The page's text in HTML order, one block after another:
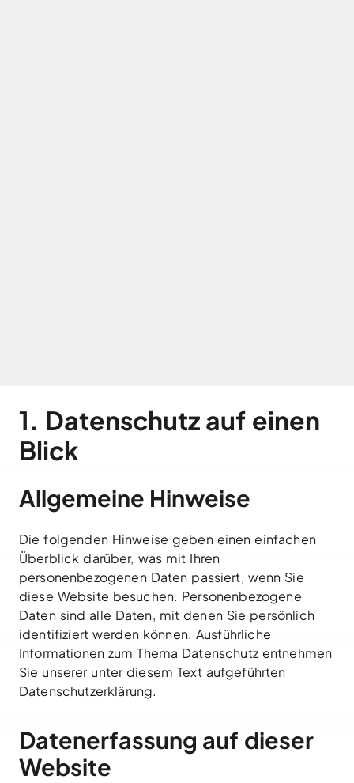
1. Datenschutz auf einen
Blick
Allgemeine Hinweise
Die folgenden Hinweise geben einen einfachen
Überblick darüber, was mit Ihren
personenbezogenen Daten passiert, wenn Sie
diese Website besuchen. Personenbezogene
Daten sind alle Daten, mit denen Sie persönlich
identifiziert werden können. Ausführliche
Informationen zum Thema Datenschutz entnehmen
Sie unserer unter diesem Text aufgeführten
Datenschutzerklärung.
Datenerfassung auf dieser
Website